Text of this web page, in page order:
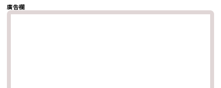
廣告欄